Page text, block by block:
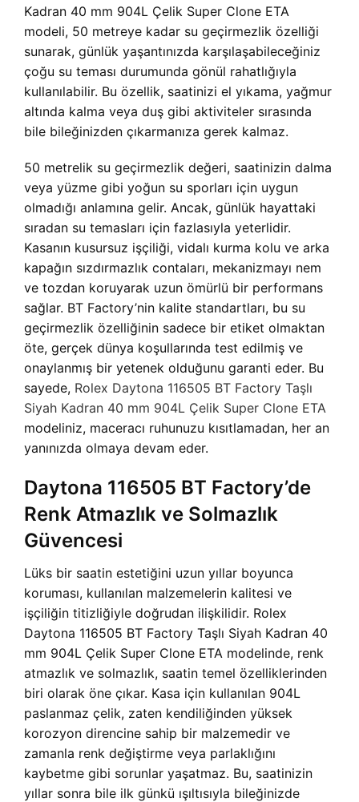
Kadran 40 mm 904L Çelik Super Clone ETA
modeli, 50 metreye kadar su geçirmezlik özelliği
sunarak, günlük yaşantınızda karşılaşabileceğiniz
çoğu su teması durumunda gönül rahatlığıyla
kullanılabilir. Bu özellik, saatinizi el yıkama, yağmur
altında kalma veya duş gibi aktiviteler sırasında
bile bileğinizden çıkarmanıza gerek kalmaz.
50 metrelik su geçirmezlik değeri, saatinizin dalma
veya yüzme gibi yoğun su sporları için uygun
olmadığı anlamına gelir. Ancak, günlük hayattaki
sıradan su temasları için fazlasıyla yeterlidir.
Kasanın kusursuz işçiliği, vidalı kurma kolu ve arka
kapağın sızdırmazlık contaları, mekanizmayı nem
ve tozdan koruyarak uzun ömürlü bir performans
sağlar. BT Factory’nin kalite standartları, bu su
geçirmezlik özelliğinin sadece bir etiket olmaktan
öte, gerçek dünya koşullarında test edilmiş ve
onaylanmış bir yetenek olduğunu garanti eder. Bu
sayede, Rolex Daytona 116505 BT Factory Taşlı
Siyah Kadran 40 mm 904L Çelik Super Clone ETA
modeliniz, maceracı ruhunuzu kısıtlamadan, her an
yanınızda olmaya devam eder.
Daytona 116505 BT Factory’de
Renk Atmazlık ve Solmazlık
Güvencesi
Lüks bir saatin estetiğini uzun yıllar boyunca
koruması, kullanılan malzemelerin kalitesi ve
işçiliğin titizliğiyle doğrudan ilişkilidir. Rolex
Daytona 116505 BT Factory Taşlı Siyah Kadran 40
mm 904L Çelik Super Clone ETA modelinde, renk
atmazlık ve solmazlık, saatin temel özelliklerinden
biri olarak öne çıkar. Kasa için kullanılan 904L
paslanmaz çelik, zaten kendiliğinden yüksek
korozyon direncine sahip bir malzemedir ve
zamanla renk değiştirme veya parlaklığını
kaybetme gibi sorunlar yaşatmaz. Bu, saatinizin
yıllar sonra bile ilk günkü ışıltısıyla bileğinizde